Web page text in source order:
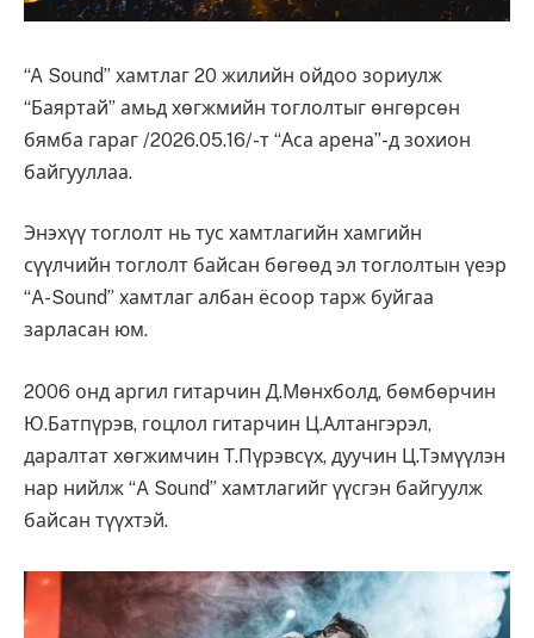
“A Sound” хамтлаг 20 жилийн ойдоо зориулж
“Баяртай” амьд хөгжмийн тоглолтыг өнгөрсөн
бямба гараг /2026.05.16/-т “Аса арена”-д зохион
байгууллаа.
Энэхүү тоглолт нь тус хамтлагийн хамгийн
сүүлчийн тоглолт байсан бөгөөд эл тоглолтын үеэр
“A-Sound” хамтлаг албан ёсоор тарж буйгаа
зарласан юм.
2006 онд аргил гитарчин Д.Мөнхболд, бөмбөрчин
Ю.Батпүрэв, гоцлол гитарчин Ц.Алтангэрэл,
даралтат хөгжимчин Т.Пүрэвсүх, дуучин Ц.Тэмүүлэн
нар нийлж “A Sound” хамтлагийг үүсгэн байгуулж
байсан түүхтэй.